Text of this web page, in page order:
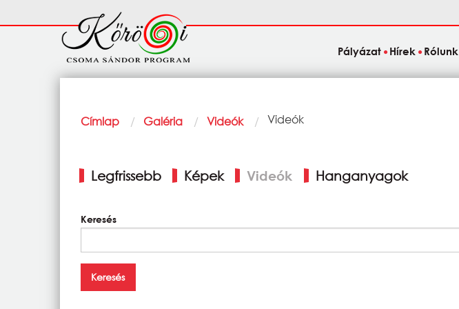
Fő
navigáció
Pályázat Hírek Rólunk
Morzsa
Címlap Galéria Videók Current:
Videók
fülek
Legfrissebb Képek Videók Hanganyagok
Keresés